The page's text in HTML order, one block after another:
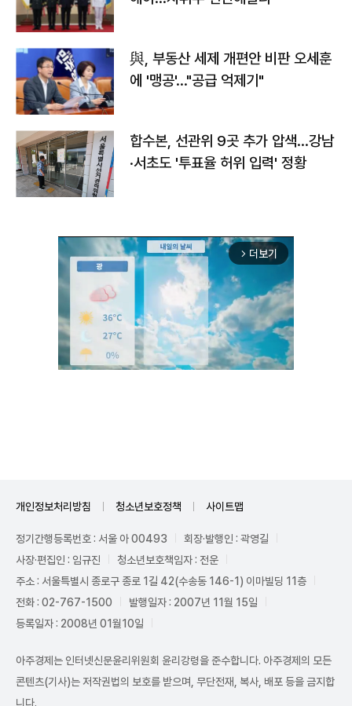
與, 부동산 세제 개편안 비판 오세훈
에 '맹공'…"공급 억제기"
합수본, 선관위 9곳 추가 압색…강남
·서초도 '투표율 허위 입력' 정황
arrow_forward_ios 더보기
개인정보처리방침 청소년보호정책 사이트맵
정기간행등록번호 : 서울 아 00493
회장·발행인 : 곽영길
사장·편집인 : 임규진
청소년보호책임자 : 전운
주소 : 서울특별시 종로구 종로 1길 42(수송동 146-1) 이마빌딩 11층
전화 : 02-767-1500
발행일자 : 2007년 11월 15일
등록일자 : 2008년 01월10일
아주경제는 인터넷신문윤리위원회 윤리강령을 준수합니다. 아주경제의 모든
콘텐츠(기사)는 저작권법의 보호를 받으며, 무단전재, 복사, 배포 등을 금지합
니다.